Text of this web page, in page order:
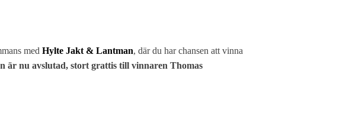
med Hylte Jakt & Lantman, där du har chansen att vinna
är nu avslutad, stort grattis till vinnaren Thomas